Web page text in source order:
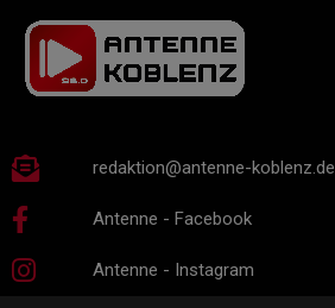
redaktion@antenne-koblenz.de
Antenne - Facebook
Antenne - Instagram